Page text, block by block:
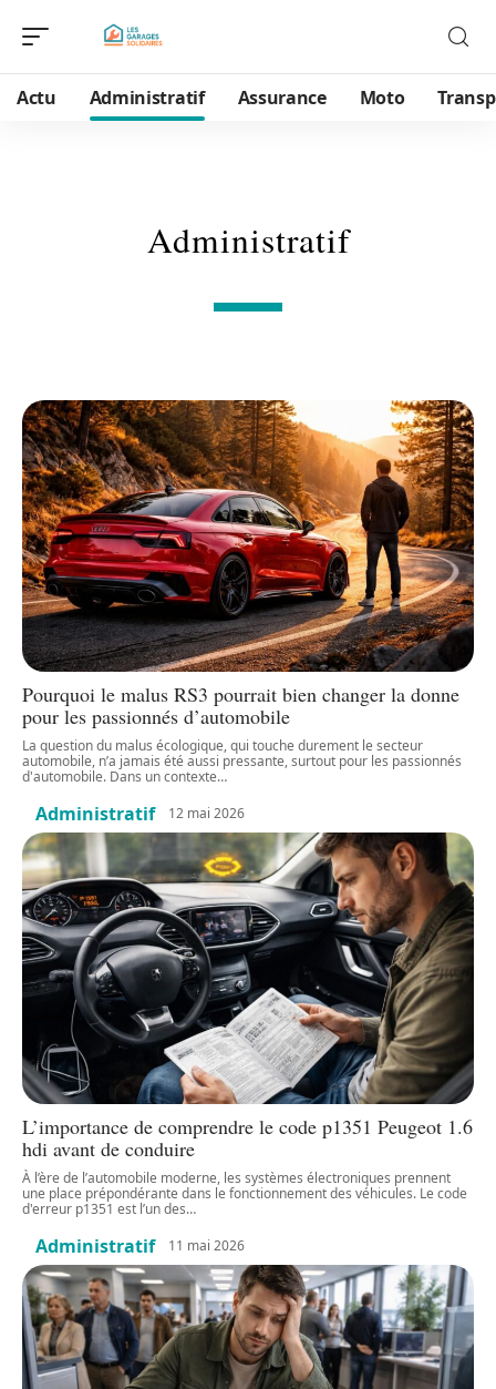
Actu Administratif Assurance Moto
Administratif
Pourquoi le malus RS3 pourrait bien changer la donne
pour les passionnés d’automobile
La question du malus écologique, qui touche durement le secteur
automobile, n’a jamais été aussi pressante, surtout pour les passionnés
d'automobile. Dans un contexte…
Administratif 12 mai 2026
L’importance de comprendre le code p1351 Peugeot 1.6
hdi avant de conduire
À l’ère de l’automobile moderne, les systèmes électroniques prennent
une place prépondérante dans le fonctionnement des véhicules. Le code
d'erreur p1351 est l’un des…
Administratif 11 mai 2026